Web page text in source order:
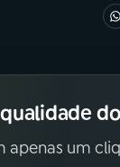
apenas um